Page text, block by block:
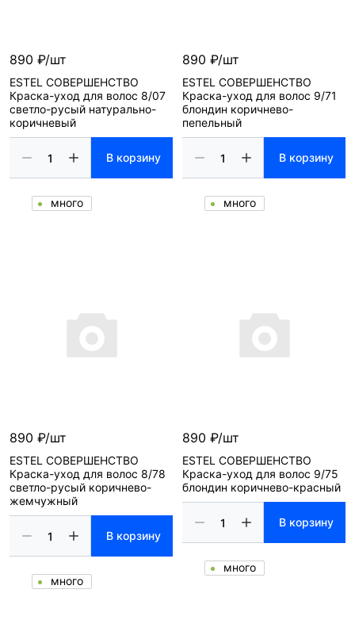
890 ₽/шт
ESTEL СОВЕРШЕНСТВО
Краска-уход для волос 8/07
светло-русый натурально-
коричневый
В корзину
много
890 ₽/шт
ESTEL СОВЕРШЕНСТВО
Краска-уход для волос 9/71
блондин коричнево-
пепельный
В корзину
много
890 ₽/шт
ESTEL СОВЕРШЕНСТВО
Краска-уход для волос 8/78
светло-русый коричнево-
жемчужный
В корзину
много
890 ₽/шт
ESTEL СОВЕРШЕНСТВО
Краска-уход для волос 9/75
блондин коричнево-красный
В корзину
много